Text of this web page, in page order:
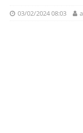
03/02/2024 08:03